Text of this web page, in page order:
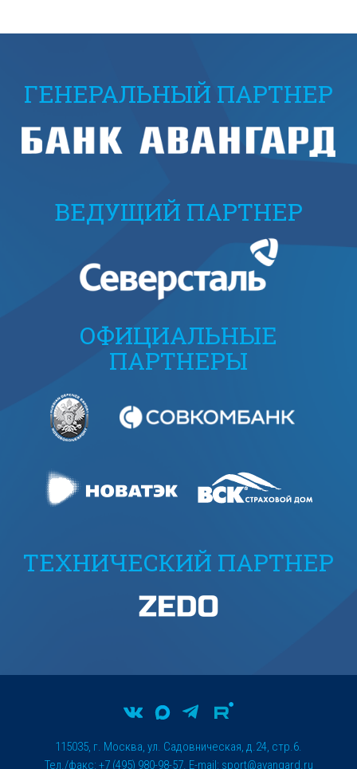
ГЕНЕРАЛЬНЫЙ ПАРТНЕР
ВЕДУЩИЙ ПАРТНЕР
ОФИЦИАЛЬНЫЕ
ПАРТНЕРЫ
ТЕХНИЧЕСКИЙ ПАРТНЕР
115035, г. Москва, ул. Садовническая, д.24, стр.6.
Тел./факс: +7 (495) 980-98-57. E-mail: sport@avangard.ru